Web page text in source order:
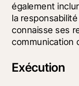
également
la
connaisse ses
communication
Exécution